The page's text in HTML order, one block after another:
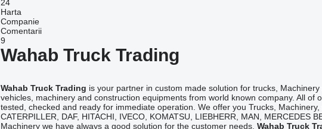
24
Harta
Companie
Comentarii
9
Wahab Truck Trading
Wahab Truck Trading is your partner in custom made solution for trucks,
vehicles, machinery and construction equipments from world known company. All
tested, checked and ready for immediate operation. We offer you Trucks,
CATERPILLER, DAF, HITACHI, IVECO, KOMATSU, LIEBHERR, MAN, MERCEDES
Machinery we have always a good solution for the customer needs. Wahab Truck